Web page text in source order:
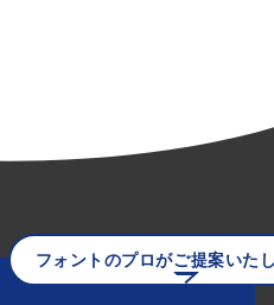
フォントのプロがご提案いた